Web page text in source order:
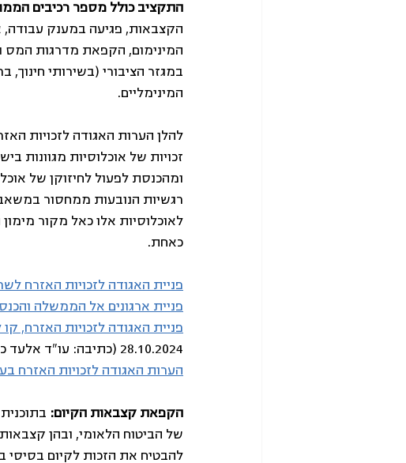
התקציב כולל מספר רכיבים
הקצבאות, פגיעה במענק
המינימום, הקפאת מדרגות המס
במגזר הציבורי (בשירותי
המינימליים.
להלן הערות האגודה לזכויות
זכויות של אוכלוסיות מגוונות
ומהכנסת לפעול לחיזוקן של
רגשיות הנובעות ממחסור
לאוכלוסיות אלו כאל מקור
כאחת.
פניית האגודה לזכויות האזרח
פניית ארגונים אל הממשלה
פניית האגודה לזכויות האזרח,
28.10.2024 (כתיבה: עו"ד אלעד כהנא)
הערות האגודה לזכויות האזרח
הקפאת קצבאות הקיום:
של הביטוח הלאומי, ובהן
להבטיח את הזכות לקיום בסיסי